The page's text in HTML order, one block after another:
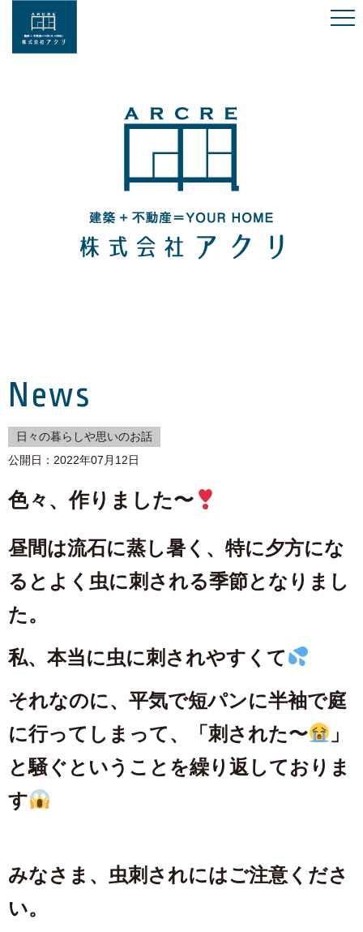
News
日々の暮らしや思いのお話
公開日：2022年07月12日
色々、作りました〜
昼間は流石に蒸し暑く、特に夕方にな
るとよく虫に刺される季節となりまし
た。
私、本当に虫に刺されやすくて
それなのに、平気で短パンに半袖で庭
に行ってしまって、「刺された〜
」
と騒ぐということを繰り返しておりま
す
みなさま、虫刺されにはご注意くださ
い。